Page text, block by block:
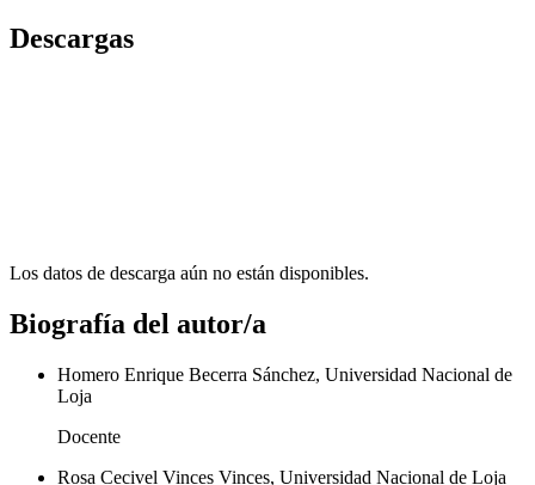
Descargas
Los datos de descarga aún no están disponibles.
Biografía del autor/a
Homero Enrique Becerra Sánchez, Universidad Nacional de
Loja
Docente
Rosa Cecivel Vinces Vinces, Universidad Nacional de Loja